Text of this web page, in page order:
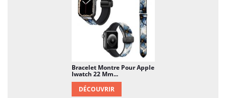
Bracelet Montre Pour Apple
Iwatch 22 Mm...
DÉCOUVRIR